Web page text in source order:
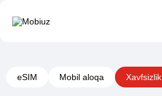
eSIM Mobil aloqa Xavfsizlik